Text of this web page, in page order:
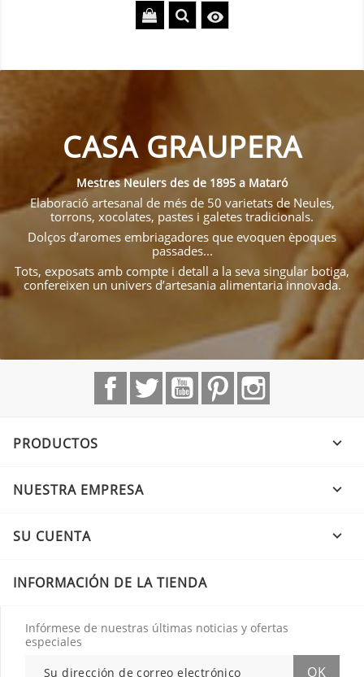

CASA GRAUPERA
Mestres Neulers des de 1895 a Mataró
Elaboració artesanal de més de 50 varietats de Neules,
torrons, xocolates, pastes i galetes tradicionals.
Dolços d’aromes embriagadores que evoquen èpoques
passades...
Tots, exposats amb compte i detall a la seva singular botiga,
confereixen un univers d’artesania alimentaria innovada.
FacebookTwitter YouTubePinterest
PRODUCTOS 
NUESTRA EMPRESA 
SU CUENTA 
INFORMACIÓN DE LA TIENDA
Infórmese de nuestras últimas noticias y ofertas
especiales